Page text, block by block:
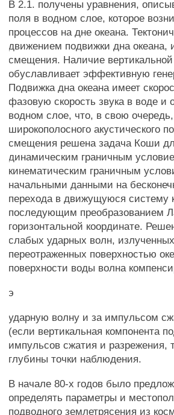
В 2.1. получены уравнения,
поля в водном слое, которое
процессов на дне океана.
движением подвижки дна
смещения. Наличие
обуславливает эффективную
Подвижка дна океана имеет
фазовую скорость звука в воде и
водном слое, что, в свою
широкополосного акустического
смещения решена задача Коши
динамическим граничным
кинематическим граничным
начальными данными на
перехода в движущуюся систему
последующим преобразованием
горизонтальной координате.
слабых ударных волн,
переотраженных поверхностью
поверхности воды волна
э
ударную волну и за импульсом
(если вертикальная компонента
импульсов сжатия и разрежения,
глубины точки наблюдения.
В начале 80-х годов было
определять параметры и
подводного землетрясения из